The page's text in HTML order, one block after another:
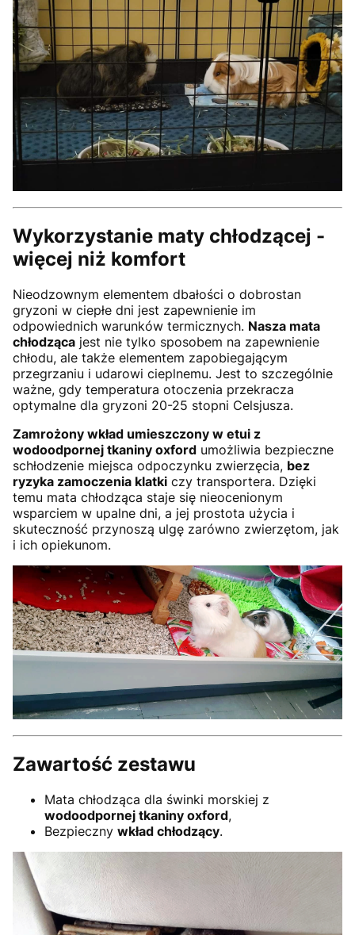
Wykorzystanie maty chłodzącej -
więcej niż komfort
Nieodzownym elementem dbałości o dobrostan
gryzoni w ciepłe dni jest zapewnienie im
odpowiednich warunków termicznych. Nasza mata
chłodząca jest nie tylko sposobem na zapewnienie
chłodu, ale także elementem zapobiegającym
przegrzaniu i udarowi cieplnemu. Jest to szczególnie
ważne, gdy temperatura otoczenia przekracza
optymalne dla gryzoni 20-25 stopni Celsjusza.
Zamrożony wkład umieszczony w etui z
wodoodpornej tkaniny oxford umożliwia bezpieczne
schłodzenie miejsca odpoczynku zwierzęcia, bez
ryzyka zamoczenia klatki czy transportera. Dzięki
temu mata chłodząca staje się nieocenionym
wsparciem w upalne dni, a jej prostota użycia i
skuteczność przynoszą ulgę zarówno zwierzętom, jak
i ich opiekunom.
Zawartość zestawu
Mata chłodząca dla świnki morskiej z
wodoodpornej tkaniny oxford,
Bezpieczny wkład chłodzący.